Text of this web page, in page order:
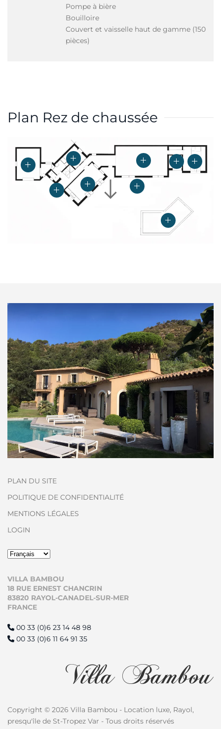
Pompe à bière
Bouilloire
Couvert et vaisselle haut de gamme (150
pièces)
Plan Rez de chaussée
PLAN DU SITE
POLITIQUE DE CONFIDENTIALITÉ
MENTIONS LÉGALES
LOGIN
VILLA BAMBOU
18 RUE ERNEST CHANCRIN
83820 RAYOL-CANADEL-SUR-MER
FRANCE
00 33 (0)6 23 14 48 98
00 33 (0)6 11 64 91 35
Copyright © 2026 Villa Bambou - Location luxe, Rayol,
presqu'île de St-Tropez Var - Tous droits réservés